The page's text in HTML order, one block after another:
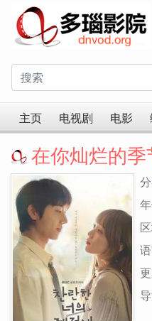
主页 电视剧 电影
在你灿烂的季